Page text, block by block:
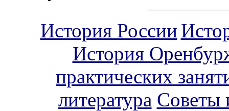
История России
История
практических
литература Советы